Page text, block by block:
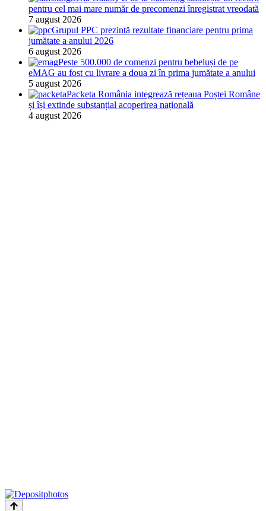
pentru cel mai mare număr de precomenzi înregistrat vreodată
7 august 2026
Grupul PPC prezintă rezultate financiare pentru prima
jumătate a anului 2026
6 august 2026
Peste 500.000 de comenzi pentru bebeluși de pe
eMAG au fost cu livrare a doua zi în prima jumătate a anului
5 august 2026
Packeta România integrează rețeaua Poștei Române
și își extinde substanțial acoperirea națională
4 august 2026